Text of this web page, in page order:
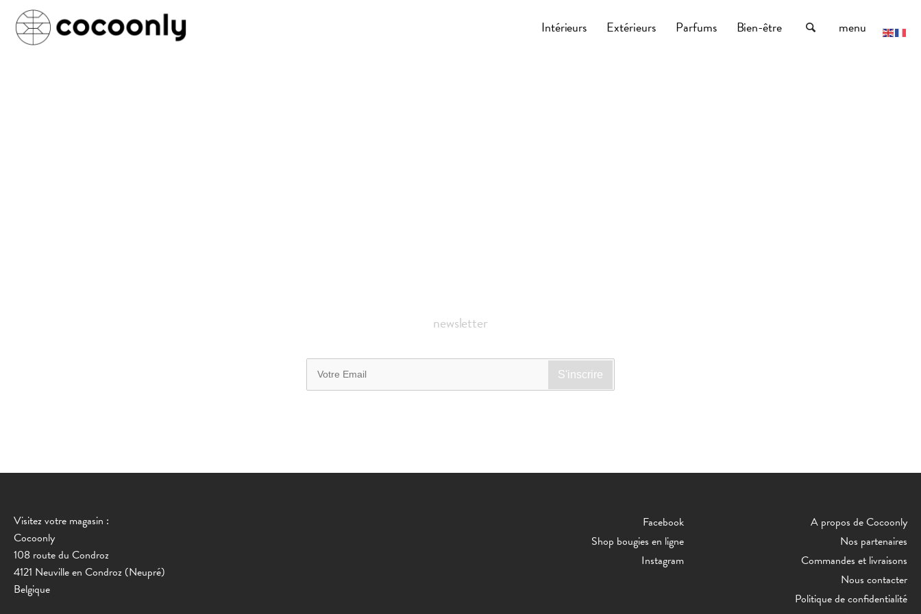
Intérieurs Extérieurs Parfums Bien-être menu
newsletter
Visitez votre magasin :
Cocoonly
108 route du Condroz
4121 Neuville en Condroz (Neupré)
Belgique
Facebook
Shop bougies en ligne
Instagram
A propos de Cocoonly
Nos partenaires
Commandes et livraisons
Nous contacter
Politique de confidentialité